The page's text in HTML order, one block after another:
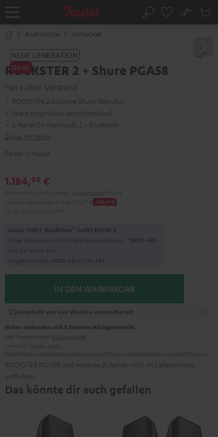
Startseite Suche
No
BLUETOOTH OUTDOOR
NEUE GENERATION
DEAL
ROCKSTER 2 + Shure PGA58
Herz über Verstand
ROCKSTER 2 inklusive Shure Mikrofon
Spare gegenüber dem Einzelkauf
2-Kanal DJ-Mischpult, 2 x Bluetooth
Zeige mir mehr
Farbe: Schwarz
1.184,99 €
-100,00 €
Gratis USB-C Kopfhörer1 Teufel MOVE 2
Code kopieren und im Warenkorb einlösen. MOV-T4S
Nur für kurze Zeit
Angebot endet in00D:1 5H:17M:17S
IN DEN WARENKORB
Innerhalb von vier Wochen versandbereit
Sicher einkaufen mit 8 Wochen Rückgaberecht
inkl. kostenlosem Rückversand
ROCKSTER ROVER und weiteres Zubehör nicht im Lieferumfang
enthalten.
Das könnte dir auch gefallen